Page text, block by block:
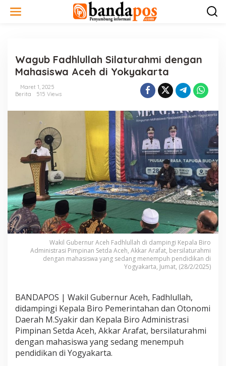
Wagub Fadhlullah Silaturahmi dengan
Mahasiswa Aceh di Yokyakarta
Maret 1, 2025
Berita
515 Views
Wakil Gubernur Aceh Fadhlullah di dampingi Kepala Biro
Administrasi Pimpinan Setda Aceh, Akkar Arafat, bersilaturahmi
dengan mahasiswa yang sedang menempuh pendidikan di
Yogyakarta, Jumat, (28/2/2025)
BANDAPOS | Wakil Gubernur Aceh, Fadhlullah,
didampingi Kepala Biro Pemerintahan dan Otonomi
Daerah M.Syakir dan Kepala Biro Administrasi
Pimpinan Setda Aceh, Akkar Arafat, bersilaturahmi
dengan mahasiswa yang sedang menempuh
pendidikan di Yogyakarta.